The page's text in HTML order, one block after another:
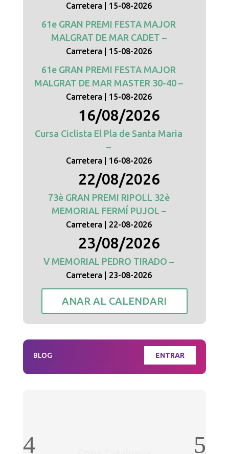
Carretera 15-08-2026
61e GRAN PREMI FESTA MAJOR
MALGRAT DE MAR CADET –
Carretera 15-08-2026
61e GRAN PREMI FESTA MAJOR
MALGRAT DE MAR MASTER 30-40 –
Carretera 15-08-2026
16/08/2026
Cursa Ciclista El Pla de Santa Maria
–
Carretera 16-08-2026
22/08/2026
73è GRAN PREMI RIPOLL 32è
MEMORIAL FERMÍ PUJOL –
Carretera 22-08-2026
23/08/2026
V MEMORIAL PEDRO TIRADO –
Carretera 23-08-2026
ANAR AL CALENDARI
BLOG ENTRAR